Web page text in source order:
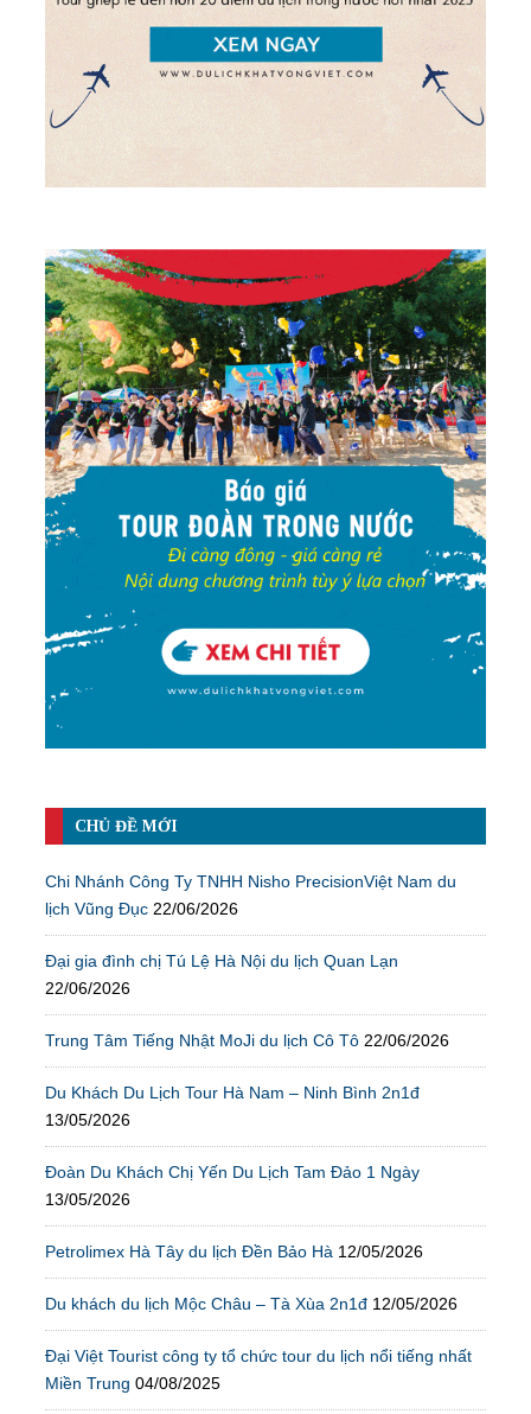
CHỦ ĐỀ MỚI
Chi Nhánh Công Ty TNHH Nisho PrecisionViệt Nam du
lịch Vũng Đục 22/06/2026
Đại gia đình chị Tú Lệ Hà Nội du lịch Quan Lạn
22/06/2026
Trung Tâm Tiếng Nhật MoJi du lịch Cô Tô 22/06/2026
Du Khách Du Lịch Tour Hà Nam – Ninh Bình 2n1đ
13/05/2026
Đoàn Du Khách Chị Yến Du Lịch Tam Đảo 1 Ngày
13/05/2026
Petrolimex Hà Tây du lịch Đền Bảo Hà 12/05/2026
Du khách du lịch Mộc Châu – Tà Xùa 2n1đ 12/05/2026
Đại Việt Tourist công ty tổ chức tour du lịch nổi tiếng nhất
Miền Trung 04/08/2025